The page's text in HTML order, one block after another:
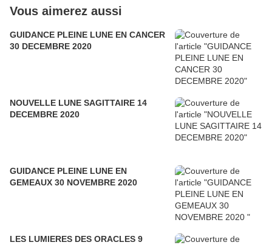
Vous aimerez aussi
GUIDANCE PLEINE LUNE EN CANCER
30 DECEMBRE 2020
NOUVELLE LUNE SAGITTAIRE 14
DECEMBRE 2020
GUIDANCE PLEINE LUNE EN
GEMEAUX 30 NOVEMBRE 2020
LES LUMIERES DES ORACLES 9